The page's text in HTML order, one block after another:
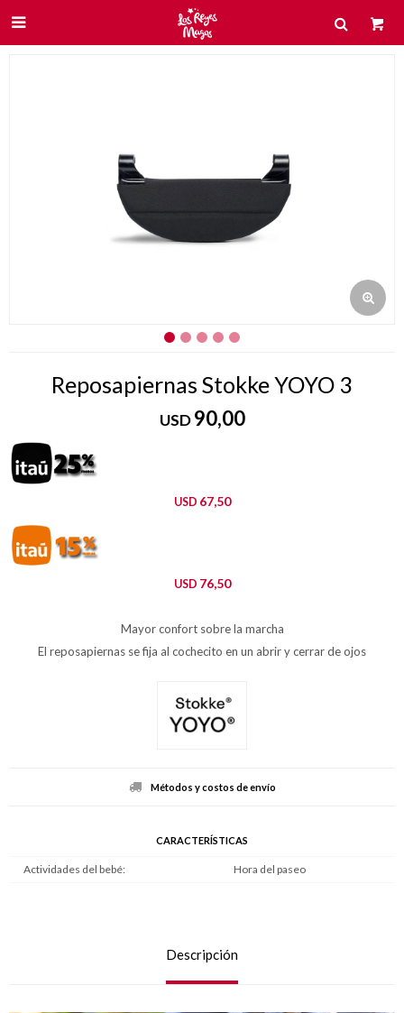

Reposapiernas Stokke YOYO 3
USD 90,00
USD 67,50
USD 76,50
Mayor confort sobre la marcha
El reposapiernas se fija al cochecito en un abrir y cerrar de ojos
Métodos y costos de envío
CARACTERÍSTICAS
Actividades del bebé Hora del paseo
Descripción